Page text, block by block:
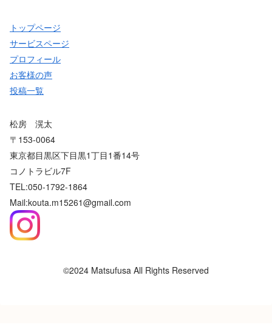
トップページ
サービスページ
プロフィール
お客様の声
投稿一覧
松房 滉太
〒153-0064
東京都目黒区下目黒1丁目1番14号
コノトラビル7F
TEL:050-1792-1864
Mail:kouta.m15261@gmail.com
©2024 Matsufusa All Rights Reserved